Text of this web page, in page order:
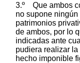
3.º Que ambos
no supone
patrimonios
de ambos, por lo
indicadas ante
pudiera realizar
hecho imponible